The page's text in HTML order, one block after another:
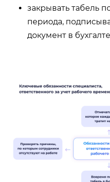
закрывать табель
периода,
документ в